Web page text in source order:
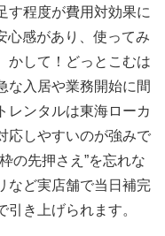
す程度が費用対効果に
心感があり、使ってみ
かして！どっとこむは
な入居や業務開始に間
レンタルは東海ローカ
応しやすいのが強みで
の先押さえ”を忘れな
など実店舗で当日補完
き上げられます。